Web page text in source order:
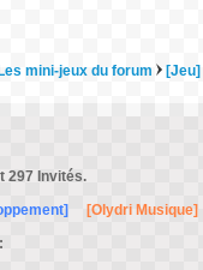
Les mini-jeux du forum
297 Invités.
[Olydri Musique]